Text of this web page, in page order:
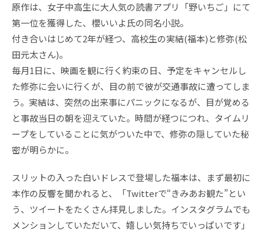
原作は、女子中高生に大人気の読書アプリ「野いちご」にて
第一位を獲得した、櫻いいよ氏の同名小説。
付き合いはじめて2年が経つ、高校生の実結(福本)と修弥(松
田元太さん)。
毎月1日に、映画を観に行く約束の日、予定をキャンセルし
た修弥に会いに行くが、目の前で彼が交通事故に遭ってしま
う。実結は、突然の出来事にパニックになるが、目が覚める
と事故当日の朝を迎えていた。時間が経つにつれ、タイムリ
ープをしていることに気がついた中で、修弥の隠していた秘
密が明らかに。
スリットの入った白いドレスで登場した福本は、まず最初に
本作の反響を聞かれると、「Twitterで“きみあお観た”とい
う、ツイートをたくさん拝見しました。インスタグラムでも
メンションしていただいて、嬉しい気持ちでいっぱいです」